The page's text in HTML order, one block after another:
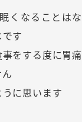
くなることはな
す
をする度に胃痛
に思います